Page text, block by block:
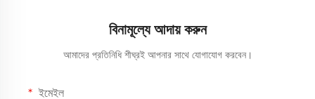
বিনামূল্যে আদায় করুন
আমাদের প্রতিনিধি শীঘ্রই আপনার সাথে যোগাযোগ করবেন।
ইমেইল